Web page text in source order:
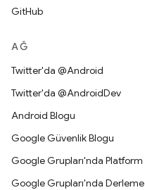
GitHub
AĞ
Twitter'da @Android
Twitter'da @AndroidDev
Android Blogu
Google Güvenlik Blogu
Google Grupları'nda Platform
Google Grupları'nda Derleme